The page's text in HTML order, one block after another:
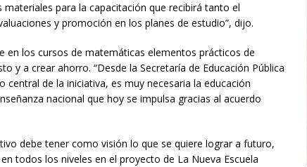
para la capacitación que recibirá tanto el
y promoción en los planes de estudio”, dijo.
en los cursos de matemáticas elementos prácticos de
y a crear ahorro. “Desde la Secretaría de Educación Pública
de la iniciativa, es muy necesaria la educación
nacional que hoy se impulsa gracias al acuerdo
debe tener como visión lo que se quiere lograr a futuro,
todos los niveles en el proyecto de La Nueva Escuela